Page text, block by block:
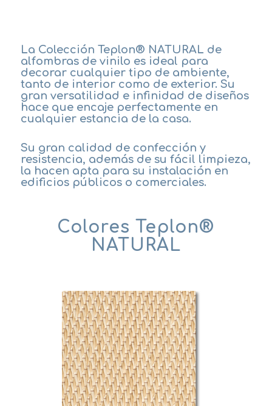
La Colección Teplon® NATURAL de
alfombras de vinilo es ideal para
decorar cualquier tipo de ambiente,
tanto de interior como de exterior. Su
gran versatilidad e infinidad de diseños
hace que encaje perfectamente en
cualquier estancia de la casa.
Su gran calidad de confección y
resistencia, además de su fácil limpieza,
la hacen apta para su instalación en
edificios públicos o comerciales.
Colores Teplon®
NATURAL